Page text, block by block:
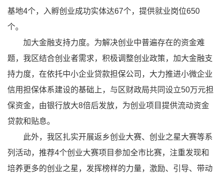
基地4个，入孵创业成功实体达67个，提供就业岗位650
个。
加大金融支持力度。为解决创业中普遍存在的资金难
题，我区结合创业者需求，积极调整创业政策，加大金融支
持力度，在依托中小企业贷款担保公司，大力推进小微企业
信用担保体系建设的基础上，与区财政局共同设立50万元担
保资金，由银行放大8倍后发放，为创业项目提供流动资金
贷款和贴息。
此外，我区扎实开展返乡创业大赛、创业之星大赛等系
列活动，推荐4个创业大赛项目参加全市比赛，注重发现和
培养更多的创业之星，发挥榜样的力量，激励、引导、带动